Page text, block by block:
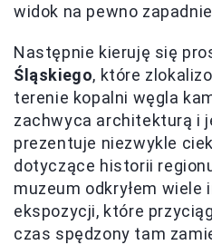
widok na pewno
Następnie kieruję się
Śląskiego, które
terenie kopalni węgla
zachwyca architekturą i
prezentuje niezwykle
dotyczące historii
muzeum odkryłem
ekspozycji, które
czas spędzony tam